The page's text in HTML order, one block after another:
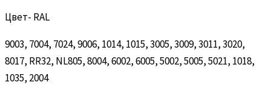
Цвет- RAL
9003, 7004, 7024, 9006, 1014, 1015, 3005, 3009, 3011, 3020,
8017, RR32, NL805, 8004, 6002, 6005, 5002, 5005, 5021, 1018,
1035, 2004